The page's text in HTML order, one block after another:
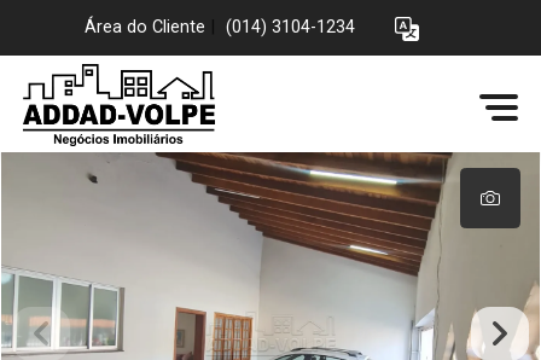
Área do Cliente (014) 3104-1234